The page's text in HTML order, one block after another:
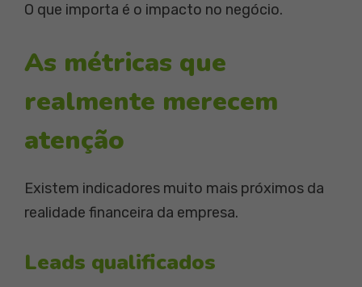
O que importa é o impacto no negócio.
As métricas que
realmente merecem
atenção
Existem indicadores muito mais próximos da
realidade financeira da empresa.
Leads qualificados